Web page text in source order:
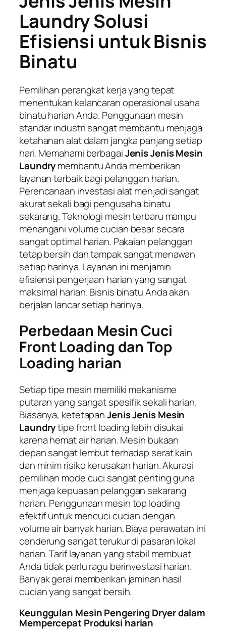
Laundry Solusi
Efisiensi untuk Bisnis
Binatu
Pemilihan perangkat kerja yang tepat
menentukan kelancaran operasional usaha
binatu harian Anda. Penggunaan mesin
standar industri sangat membantu menjaga
ketahanan alat dalam jangka panjang setiap
hari. Memahami berbagaiJenis Jenis Mesin
Laundrymembantu Anda memberikan
layanan terbaik bagi pelanggan harian.
Perencanaan investasi alat menjadi sangat
akurat sekali bagi pengusaha binatu
sekarang. Teknologi mesin terbaru mampu
menangani volume cucian besar secara
sangat optimal harian. Pakaian pelanggan
tetap bersih dan tampak sangat menawan
setiap harinya. Layanan ini menjamin
efisiensi pengerjaan harian yang sangat
maksimal harian. Bisnis binatu Anda akan
berjalan lancar setiap harinya.
Perbedaan Mesin Cuci
Front Loading dan Top
Loading harian
Setiap tipe mesin memiliki mekanisme
putaran yang sangat spesifik sekali harian.
Biasanya, ketetapanJenis Jenis Mesin
Laundrytipefront loadinglebih disukai
karena hemat air harian. Mesin bukaan
depan sangat lembut terhadap serat kain
dan minim risiko kerusakan harian. Akurasi
pemilihan mode cuci sangat penting guna
menjaga kepuasan pelanggan sekarang
harian. Penggunaan mesintop loading
efektif untuk mencuci cucian dengan
volume air banyak harian. Biaya perawatan ini
cenderung sangat terukur di pasaran lokal
harian. Tarif layanan yang stabil membuat
Anda tidak perlu ragu berinvestasi harian.
Banyak gerai memberikan jaminan hasil
cucian yang sangat bersih.
Keunggulan Mesin Pengering Dryer dalam
Mempercepat Produksi harian